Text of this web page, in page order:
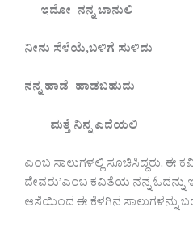
ಇದೋ ನನ್ನಬಾನುಲಿ
ನೀನು ಸೆಳೆಯೆ,ಬಳಿಗೆ ಸುಳಿದು
ನನ್ನ ಹಾಡೆ ಹಾಡಬಹುದು
ಮತ್ತೆ ನಿನ್ನ ಎದೆಯಲಿ
ಎಂಬ ಸಾಲುಗಳಲ್ಲಿ ಸೂಚಿಸಿದ್ದರು. ಈ
ದೇವರು’ಎಂಬ ಕವಿತೆಯ ನನ್ನ ಓದನ್ನು
ಆಸೆಯಿಂದ ಈ ಕೆಳಗಿನ ಸಾಲುಗಳನ್ನು